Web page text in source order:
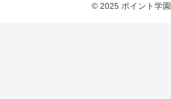
© 2025 ポイント学園.